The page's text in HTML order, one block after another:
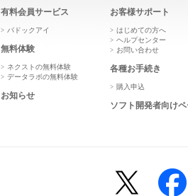
有料会員サービス
パドックアイ
無料体験
ネクストの無料体験
データラボの無料体験
お知らせ
お客様サポート
はじめての方へ
ヘルプセンター
お問い合わせ
各種お手続き
購入申込
ソフト開発者向け